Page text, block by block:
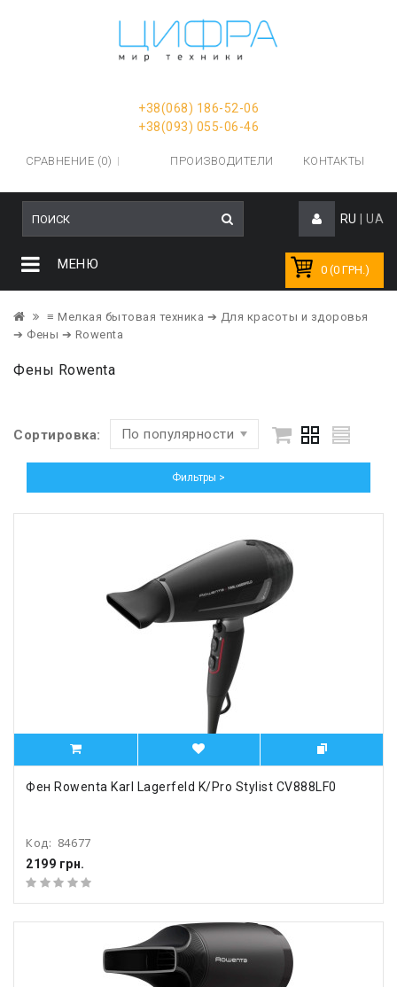
+38(068) 186-52-06
+38(093) 055-06-46
СРАВНЕНИЕ (0) ПРОИЗВОДИТЕЛИ КОНТАКТЫ
RU UA
0 (0 ГРН.)
МЕНЮ
≡ Мелкая бытовая техника ➔ Для красоты и здоровья
➔ Фены ➔ Rowenta
Фены Rowenta
Сортировка: По популярности
Фильтры >
Фен Rowenta Karl Lagerfeld K/Pro Stylist CV888LF0
Код: 84677
2199 грн.